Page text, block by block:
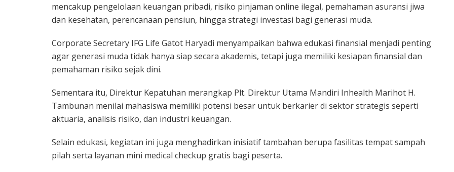
mencakup pengelolaan keuangan pribadi, risiko pinjaman online ilegal, pemahaman asuransi jiwa
dan kesehatan, perencanaan pensiun, hingga strategi investasi bagi generasi muda.
Corporate Secretary IFG Life Gatot Haryadi menyampaikan bahwa edukasi finansial menjadi penting
agar generasi muda tidak hanya siap secara akademis, tetapi juga memiliki kesiapan finansial dan
pemahaman risiko sejak dini.
Sementara itu, Direktur Kepatuhan merangkap Plt. Direktur Utama Mandiri Inhealth Marihot H.
Tambunan menilai mahasiswa memiliki potensi besar untuk berkarier di sektor strategis seperti
aktuaria, analisis risiko, dan industri keuangan.
Selain edukasi, kegiatan ini juga menghadirkan inisiatif tambahan berupa fasilitas tempat sampah
pilah serta layanan mini medical checkup gratis bagi peserta.